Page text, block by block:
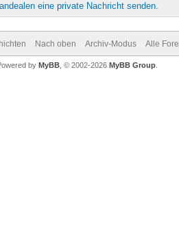
eine private Nachricht senden.
Nach oben Archiv-Modus Alle
by MyBB , © 2002-2026 MyBB Group